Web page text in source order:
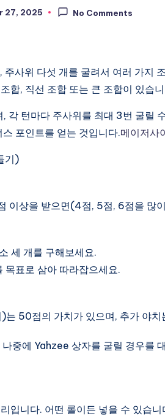
27, 2025 No Comments
사위 다섯 개를 굴려서 여러 가지
합, 직선 조합 또는 큰 조합이 있습
각 턴마다 주사위를 최대 3번 굴릴
포인트를 얻는 것입니다.메이저사
기)
이상을 받으면(4점, 5점, 6점을 많
세 개를 구해보세요.
목표로 삼아 따라잡으세요.
50점의 가치가 있으며, 추가 야치
중에 Yahzee 상자를 굴릴 경우를
입니다. 어떤 롤이든 넣을 수 있습니